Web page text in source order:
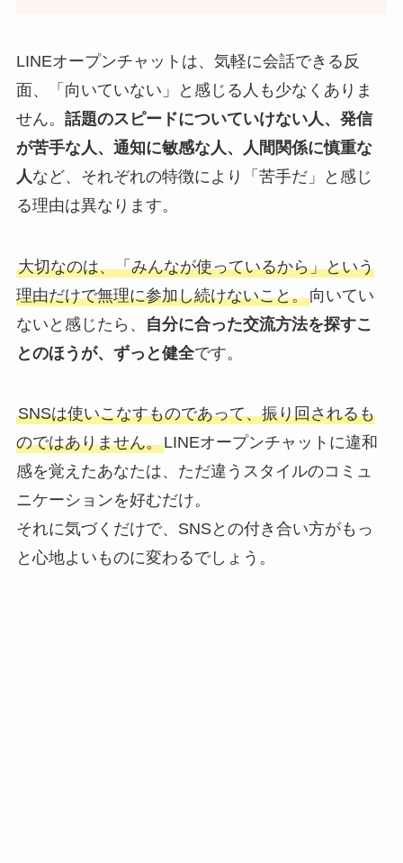
LINEオープンチャットは、気軽に会話できる反
面、「向いていない」と感じる人も少なくありま
せん。 話題のスピードについていけない人、発信
が苦手な人、通知に敏感な人、人間関係に慎重な
人 など、それぞれの特徴により「苦手だ」と感じ
る理由は異なります。
大切なのは、「みんなが使っているから」という
理由だけで無理に参加し続けないこと。向いてい
ないと感じたら、
自分に合った交流方法を探すこ
とのほうが、ずっと健全です。
SNSは使いこなすものであって、振り回されるも
のではありません。LINEオープンチャットに違和
感を覚えたあなたは、ただ違うスタイルのコミュ
ニケーションを好むだけ。
それに気づくだけで、SNSとの付き合い方がもっ
と心地よいものに変わるでしょう。